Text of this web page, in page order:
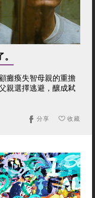
癱瘓失智母親的重擔
親選擇逃避，釀成弒
收藏
分享